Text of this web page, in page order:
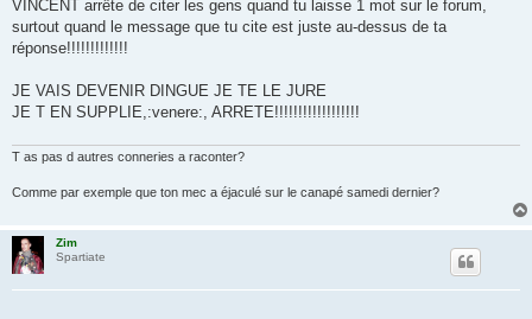
VINCENT arrête de citer les gens quand tu laisse 1 mot sur le forum,
surtout quand le message que tu cite est juste au-dessus de ta
réponse!!!!!!!!!!!!!
JE VAIS DEVENIR DINGUE JE TE LE JURE
JE T EN SUPPLIE,:venere:, ARRETE!!!!!!!!!!!!!!!!!!
T as pas d autres conneries a raconter?
Comme par exemple que ton mec a éjaculé sur le canapé samedi dernier?
Zim
Spartiate